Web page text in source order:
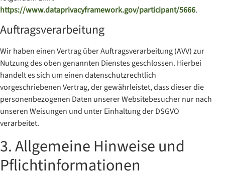
https://www.dataprivacyframework.gov/participant/5666.
Auftragsverarbeitung
Wir haben einen Vertrag über Auftragsverarbeitung (AVV) zur
Nutzung des oben genannten Dienstes geschlossen. Hierbei
handelt es sich um einen datenschutzrechtlich
vorgeschriebenen Vertrag, der gewährleistet, dass dieser die
personenbezogenen Daten unserer Websitebesucher nur nach
unseren Weisungen und unter Einhaltung der DSGVO
verarbeitet.
3. Allgemeine Hinweise und
Pflicht­informationen